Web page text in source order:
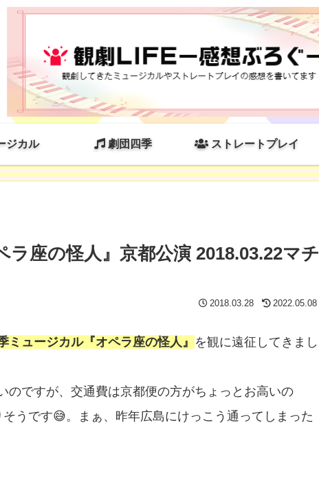
ジカル 劇団四季 ストレートプレイ
座の怪人』京都公演 2018.03.22マチ
2018.03.28 2022.05.08
ミュージカル『オペラ座の怪人』 を観に遠征してきまし
のですが、交通費は京都便の方がちょっとお高いの
うです😅。まぁ、昨年広島にけっこう通ってしまった